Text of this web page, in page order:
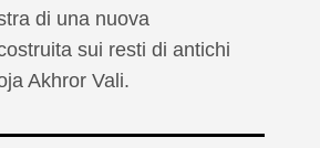
di una nuova
sui resti di antichi
Akhror Vali.